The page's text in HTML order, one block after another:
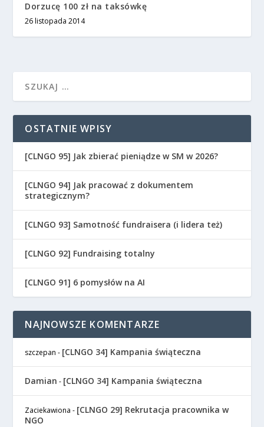
Dorzucę 100 zł na taksówkę
26 listopada 2014
OSTATNIE WPISY
[CLNGO 95] Jak zbierać pieniądze w SM w 2026?
[CLNGO 94] Jak pracować z dokumentem
strategicznym?
[CLNGO 93] Samotność fundraisera (i lidera też)
[CLNGO 92] Fundraising totalny
[CLNGO 91] 6 pomysłów na AI
NAJNOWSZE KOMENTARZE
szczepan - [CLNGO 34] Kampania świąteczna
Damian - [CLNGO 34] Kampania świąteczna
Zaciekawiona - [CLNGO 29] Rekrutacja pracownika w
NGO